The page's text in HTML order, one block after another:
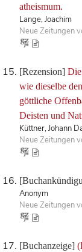
atheismum.
Lange, Joachim
Neue Zeitungen
[Rezension]
wie dieselbe
göttliche
Deisten und
Küttner, Johann
Neue Zeitungen
Anonym
Neue Zeitungen
[Buchanzeige]